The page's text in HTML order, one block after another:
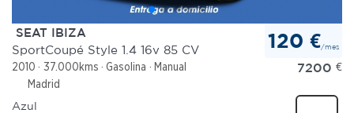
SEAT IBIZA
SportCoupé Style 1.4 16v 85 CV
2010 37.000kms Gasolina
Manual
Madrid
120 €/mes
7200 €
Azul